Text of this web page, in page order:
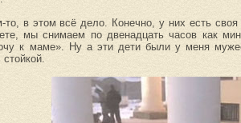
то, в этом всё дело. Конечно, у них есть
мы снимаем по двенадцать часов как
к маме». Ну а эти дети были у меня